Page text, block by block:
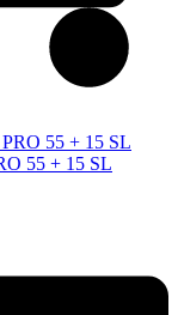
55 + 15 SL